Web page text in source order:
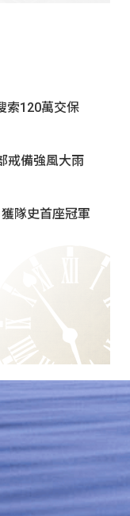
索120萬交保
戒備強風大雨
隊史首座冠軍